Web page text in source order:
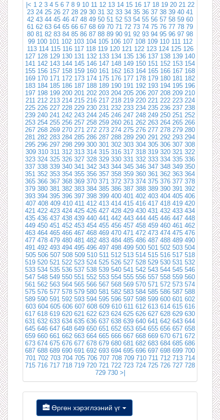
|< 1 2 3 4 5 6 7 8 9 10 11 12 13 14 15 16 17 18 19 20 21 22
23 24 25 26 27 28 29 30 31 32 33 34 35 36 37 38 39 40 41
42 43 44 45 46 47 48 49 50 51 52 53 54 55 56 57 58 59 60
61 62 63 64 65 66 67 68 69 70 71 72 73 74 75 76 77 78 79
80 81 82 83 84 85 86 87 88 89 90 91 92 93 94 95 96 97 98
99 100 101 102 103 104 105 106 107 108 109 110 111 112
113 114 115 116 117 118 119 120 121 122 123 124 125 126
127 128 129 130 131 132 133 134 135 136 137 138 139 140
141 142 143 144 145 146 147 148 149 150 151 152 153 154
155 156 157 158 159 160 161 162 163 164 165 166 167 168
169 170 171 172 173 174 175 176 177 178 179 180 181 182
183 184 185 186 187 188 189 190 191 192 193 194 195 196
197 198 199 200 201 202 203 204 205 206 207 208 209 210
211 212 213 214 215 216 217 218 219 220 221 222 223 224
225 226 227 228 229 230 231 232 233 234 235 236 237 238
239 240 241 242 243 244 245 246 247 248 249 250 251 252
253 254 255 256 257 258 259 260 261 262 263 264 265 266
267 268 269 270 271 272 273 274 275 276 277 278 279 280
281 282 283 284 285 286 287 288 289 290 291 292 293 294
295 296 297 298 299 300 301 302 303 304 305 306 307 308
309 310 311 312 313 314 315 316 317 318 319 320 321 322
323 324 325 326 327 328 329 330 331 332 333 334 335 336
337 338 339 340 341 342 343 344 345 346 347 348 349 350
351 352 353 354 355 356 357 358 359 360 361 362 363 364
365 366 367 368 369 370 371 372 373 374 375 376 377 378
379 380 381 382 383 384 385 386 387 388 389 390 391 392
393 394 395 396 397 398 399 400 401 402 403 404 405 406
407 408 409 410 411 412 413 414 415 416 417 418 419 420
421 422 423 424 425 426 427 428 429 430 431 432 433 434
435 436 437 438 439 440 441 442 443 444 445 446 447 448
449 450 451 452 453 454 455 456 457 458 459 460 461 462
463 464 465 466 467 468 469 470 471 472 473 474 475 476
477 478 479 480 481 482 483 484 485 486 487 488 489 490
491 492 493 494 495 496 497 498 499 500 501 502 503 504
505 506 507 508 509 510 511 512 513 514 515 516 517 518
519 520 521 522 523 524 525 526 527 528 529 530 531 532
533 534 535 536 537 538 539 540 541 542 543 544 545 546
547 548 549 550 551 552 553 554 555 556 557 558 559 560
561 562 563 564 565 566 567 568 569 570 571 572 573 574
575 576 577 578 579 580 581 582 583 584 585 586 587 588
589 590 591 592 593 594 595 596 597 598 599 600 601 602
603 604 605 606 607 608 609 610 611 612 613 614 615 616
617 618 619 620 621 622 623 624 625 626 627 628 629 630
631 632 633 634 635 636 637 638 639 640 641 642 643 644
645 646 647 648 649 650 651 652 653 654 655 656 657 658
659 660 661 662 663 664 665 666 667 668 669 670 671 672
673 674 675 676 677 678 679 680 681 682 683 684 685 686
687 688 689 690 691 692 693 694 695 696 697 698 699 700
701 702 703 704 705 706 707 708 709 710 711 712 713 714
715 716 717 718 719 720 721 722 723 724 725 726 727 728
729 730 >|
Өргөн хэрэглээний үг